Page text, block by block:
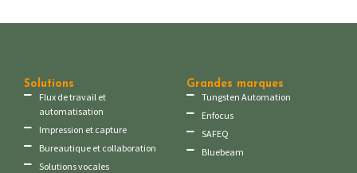
Solutions
Flux de travail et
automatisation
Impression et capture
Bureautique et collaboration
Solutions vocales
Grandes marques
Tungsten Automation
Enfocus
SAFEQ
Bluebeam